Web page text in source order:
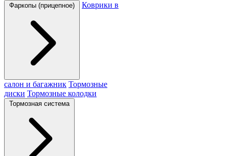
Фаркопы (прицепное) Коврики в
салон и багажник Тормозные
диски Тормозные колодки
Тормозная система